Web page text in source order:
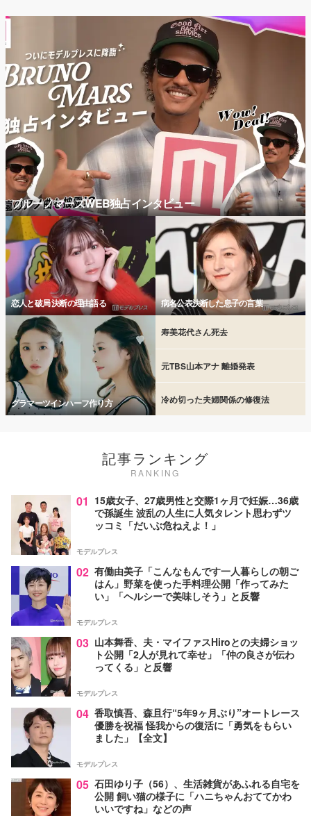
ブルーノマーズWEB独占インタビュー
恋人と破局 決断の理由語る 病名公表決断した息子の言葉
グラマーツインハーフ作り方
寿美花代さん死去
元TBS山本アナ 離婚発表
冷め切った夫婦関係の修復法
記事ランキング
RANKING
01 15歳女子、27歳男性と交際1ヶ月で妊娠…36歳
で孫誕生 波乱の人生に人気タレント思わずツ
ッコミ「だいぶ危ねえよ！」
モデルプレス
02 有働由美子「こんなもんです一人暮らしの朝ご
はん」野菜を使った手料理公開「作ってみた
い」「ヘルシーで美味しそう」と反響
モデルプレス
03 山本舞香、夫・マイファスHiroとの夫婦ショッ
ト公開「2人が見れて幸せ」「仲の良さが伝わ
ってくる」と反響
モデルプレス
04 香取慎吾、森且行“5年9ヶ月ぶり”オートレース
優勝を祝福 怪我からの復活に「勇気をもらい
ました」【全文】
モデルプレス
05 石田ゆり子（56）、生活雑貨があふれる自宅を
公開 飼い猫の様子に「ハニちゃんおててかわ
いいですね」などの声